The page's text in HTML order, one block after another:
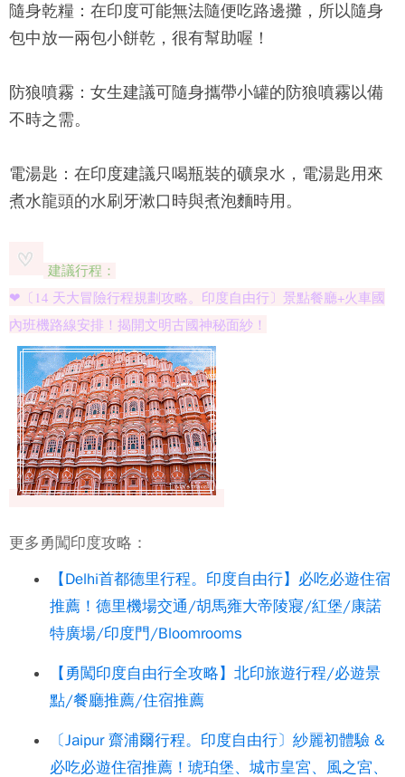
隨身乾糧： 在印度可能無法隨便吃路邊攤，所以隨身
包中放一兩包小餅乾，很有幫助喔！
防狼噴霧： 女生建議可隨身攜帶小罐的防狼噴霧以備
不時之需。
電湯匙： 在印度建議只喝瓶裝的礦泉水，電湯匙用來
煮水龍頭的水刷牙漱口時與煮泡麵時用。
建議行程：
❤〔14 天大冒險行程規劃攻略。印度自由行〕景點餐廳+火車國
內班機路線安排！揭開文明古國神秘面紗！
更多勇闖印度攻略：
【Delhi首都德里行程。印度自由行】必吃必遊住宿
推薦！德里機場交通/胡馬雍大帝陵寢/紅堡/康諾
特廣場/印度門/Bloomrooms
【勇闖印度自由行全攻略】北印旅遊行程/必遊景
點/餐廳推薦/住宿推薦
〔Jaipur 齋浦爾行程。印度自由行〕紗麗初體驗 &
必吃必遊住宿推薦！琥珀堡、城市皇宮、風之宮、